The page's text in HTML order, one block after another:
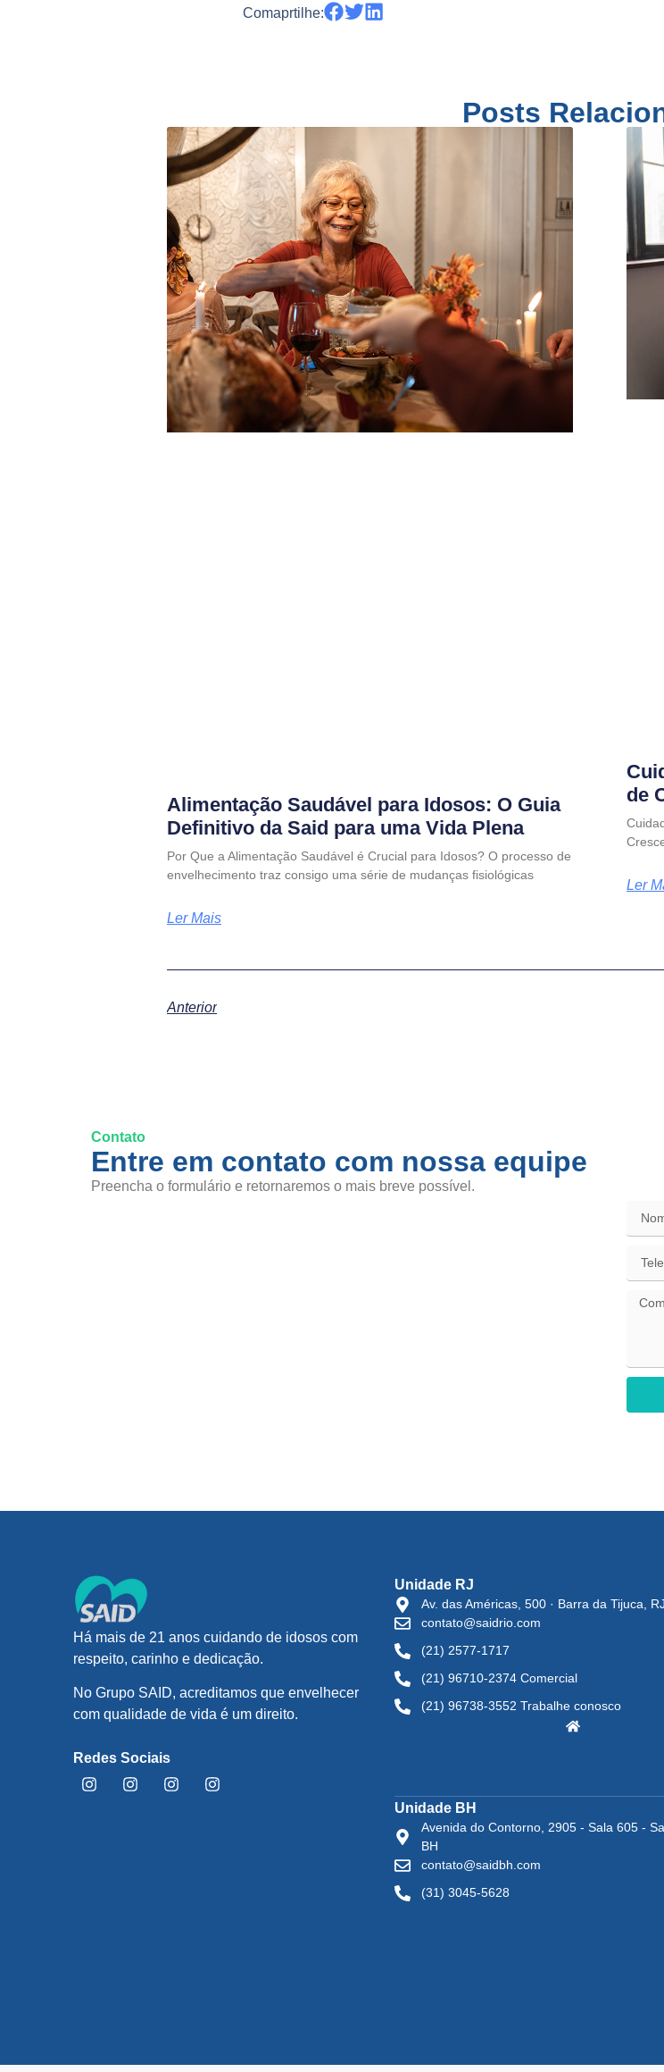
Comaprtilhe:
Posts
Alimentação Saudável para Idosos: O Guia
Definitivo da Said para uma Vida Plena
Por Que a Alimentação Saudável é Crucial para Idosos? O processo de
envelhecimento traz consigo uma série de mudanças fisiológicas
Ler Mais
de
Ler
Anterior
Contato
Entre em contato com nossa equipe
Preencha o formulário e retornaremos o mais breve possível.
Há mais de 21 anos cuidando de idosos com
respeito, carinho e dedicação.
No Grupo SAID, acreditamos que envelhecer
com qualidade de vida é um direito.
Redes Sociais
Unidade RJ
Av. das Américas, 500 · Barra da Tijuca, RJ
contato@saidrio.com
(21) 2577-1717
(21) 96710-2374 Comercial
(21) 96738-3552 Trabalhe conosco
Unidade BH
Avenida do Contorno, 2905 - Sala 605 -
BH
contato@saidbh.com
(31) 3045-5628